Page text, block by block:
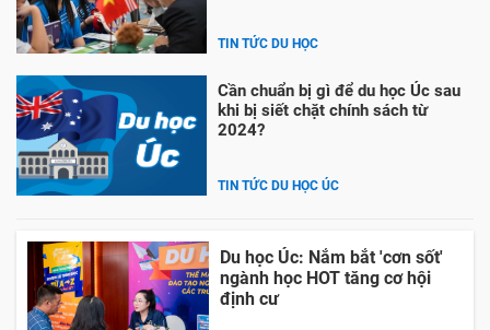
TIN TỨC DU HỌC
Cần chuẩn bị gì để du học Úc sau
khi bị siết chặt chính sách từ
2024?
TIN TỨC DU HỌC ÚC
Du học Úc: Nắm bắt 'cơn sốt'
ngành học HOT tăng cơ hội
định cư